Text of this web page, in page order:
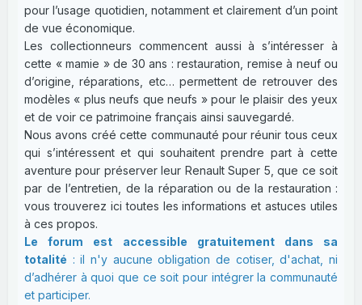
pour l’usage quotidien, notamment et clairement d’un point
de vue économique.
Les collectionneurs commencent aussi à s’intéresser à
cette « mamie » de 30 ans : restauration, remise à neuf ou
d’origine, réparations, etc… permettent de retrouver des
modèles « plus neufs que neufs » pour le plaisir des yeux
et de voir ce patrimoine français ainsi sauvegardé.
Nous avons créé cette communauté pour réunir tous ceux
qui s’intéressent et qui souhaitent prendre part à cette
aventure pour préserver leur Renault Super 5, que ce soit
par de l’entretien, de la réparation ou de la restauration :
vous trouverez ici toutes les informations et astuces utiles
à ces propos.
Le forum est accessible gratuitement dans sa
totalité : il n'y aucune obligation de cotiser, d'achat, ni
d’adhérer à quoi que ce soit pour intégrer la communauté
et participer.